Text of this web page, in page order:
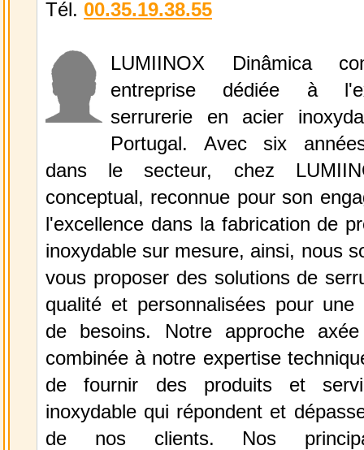
Tél. 00.35.19.38.55
LUMIINOX Dinâmica
entreprise dédiée à
serrurerie en acier
Portugal. Avec six
dans le secteur, chez
conceptual, reconnue pour son
l'excellence dans la fabrication de
inoxydable sur mesure, ainsi, nous
vous proposer des solutions de
qualité et personnalisées pour une
de besoins. Notre approche
combinée à notre expertise
de fournir des produits et
inoxydable qui répondent et
de nos clients. Nos